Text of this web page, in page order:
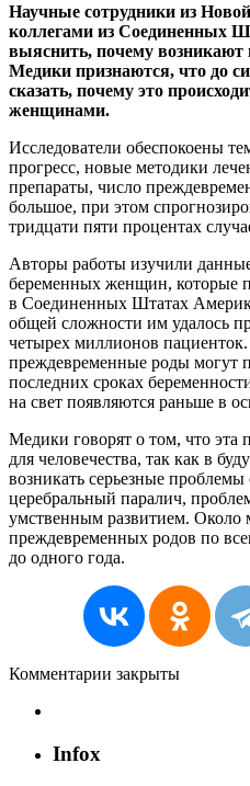
Научные сотрудники из
коллегами из Соединенных
выяснить, почему
Медики признаются, что до
сказать, почему это
женщинами.
Исследователи обеспокоены
прогресс, новые методики
препараты, число
большое, при этом
тридцати пяти процентах
Авторы работы изучили
беременных женщин, которые
в Соединенных Штатах
общей сложности им удалось
четырех миллионов
преждевременные роды могут
последних сроках
на свет появляются раньше в
Медики говорят о том, что эта
для человечества, так как в
возникать серьезные проблемы
церебральный паралич,
умственным развитием. Около
преждевременных родов по
до одного года.
Комментарии закрыты
Infox